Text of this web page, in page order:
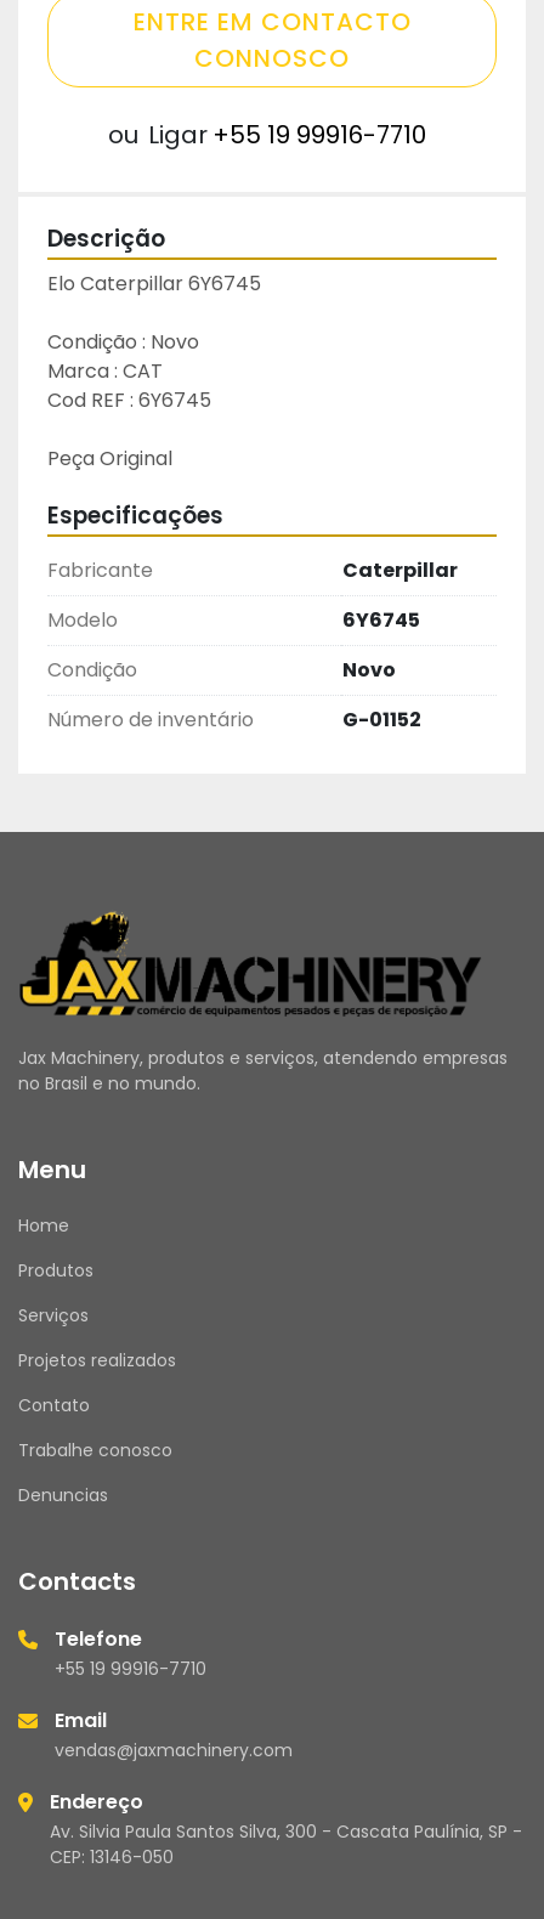
ENTRE EM CONTACTO
CONNOSCO
ou Ligar +55 19 99916-7710
Descrição
Elo Caterpillar 6Y6745
Condição : Novo
Marca : CAT
Cod REF : 6Y6745
Peça Original
Especificações
Fabricante
Caterpillar
Modelo
6Y6745
Condição
Novo
Número de inventário
G-01152
Jax Machinery, produtos e serviços, atendendo empresas
no Brasil e no mundo.
Menu
Home
Produtos
Serviços
Projetos realizados
Contato
Trabalhe conosco
Denuncias
Contacts
Telefone
+55 19 99916-7710
Email
vendas@jaxmachinery.com
Endereço
Av. Silvia Paula Santos Silva, 300 - Cascata Paulínia, SP -
CEP: 13146-050